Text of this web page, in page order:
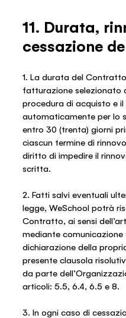
11. Durata,
cessazione
1. La durata del
fatturazione selezionato
procedura di acquisto e
automaticamente per lo
entro 30 (trenta) giorni
ciascun termine di
diritto di impedire il
scritta.
2. Fatti salvi eventuali
legge, WeSchool potrà
Contratto, ai sensi
mediante
dichiarazione della
presente clausola
da parte
articoli: 5.5, 6.4, 6.5 e 8.
3. In ogni caso di